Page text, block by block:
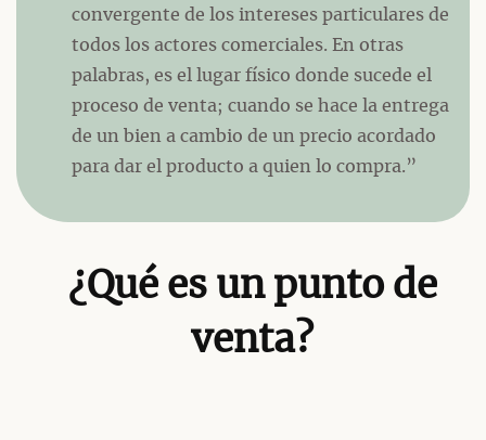
convergente de los intereses particulares de
todos los actores comerciales. En otras
palabras, es el lugar físico donde sucede el
proceso de venta; cuando se hace la entrega
de un bien a cambio de un precio acordado
para dar el producto a quien lo compra.”
¿Qué es un punto de
venta?